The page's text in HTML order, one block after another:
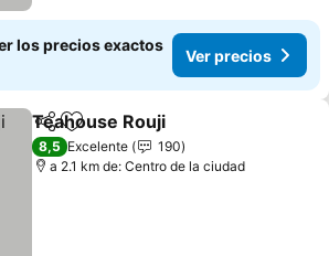
los precios exactos
Ver precios
Compartir
Agregar a favoritos
Teahouse Rouji
8,5 Excelente
190
a 2.1 km de: Centro de la ciudad